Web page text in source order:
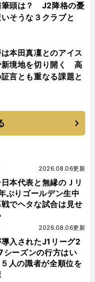
筆頭は？ J2降格の憂
そうな３クラブと
本田真凜とのアイス
新境地を切り開く 高
言とも重なる課題と
本代表と無縁のＪリ
ぶりゴールデン生中
でヘタな試合は見せ
2026.08.06更新
入されたJ1リーグ2
ーズンの行方はい
人の識者が全順位を
2026.08.06更新